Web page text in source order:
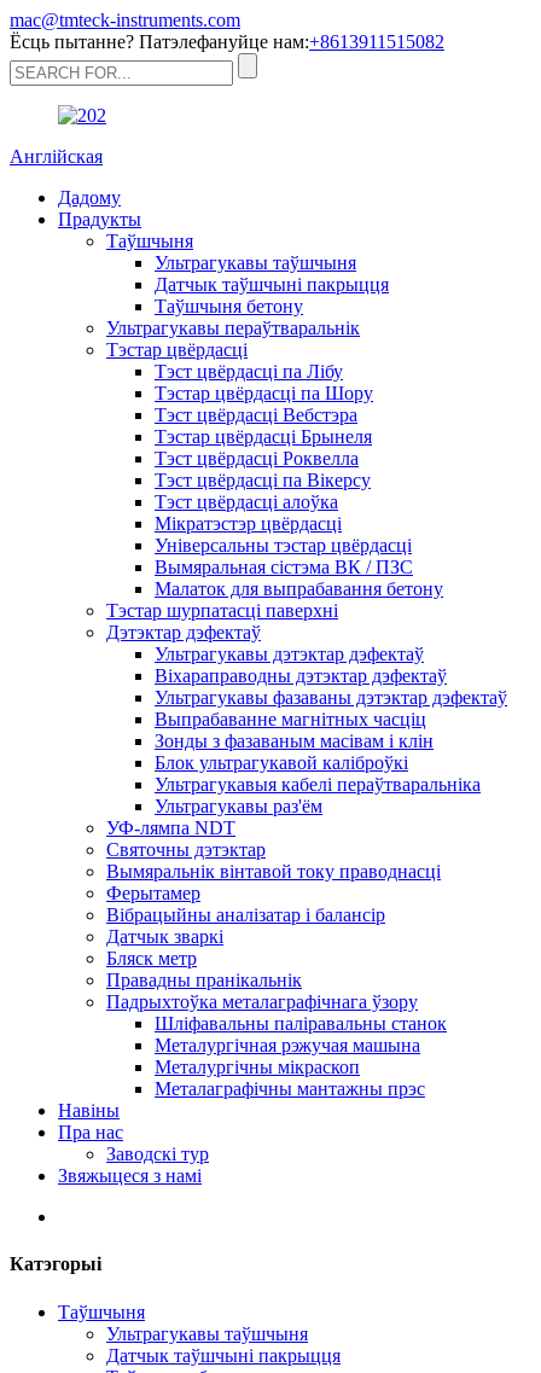
mac@tmteck-instruments.com
Ёсць пытанне? Патэлефануйце нам:+8613911515082
Англійская
Дадому
Прадукты
Таўшчыня
Ультрагукавы таўшчыня
Датчык таўшчыні пакрыцця
Таўшчыня бетону
Ультрагукавы пераўтваральнік
Тэстар цвёрдасці
Тэст цвёрдасці па Лібу
Тэстар цвёрдасці па Шору
Тэст цвёрдасці Вебстэра
Тэстар цвёрдасці Брынеля
Тэст цвёрдасці Роквелла
Тэст цвёрдасці па Вікерсу
Тэст цвёрдасці алоўка
Мікратэстэр цвёрдасці
Універсальны тэстар цвёрдасці
Вымяральная сістэма ВК / ПЗС
Малаток для выпрабавання бетону
Тэстар шурпатасці паверхні
Дэтэктар дэфектаў
Ультрагукавы дэтэктар дэфектаў
Віхараправодны дэтэктар дэфектаў
Ультрагукавы фазаваны дэтэктар дэфектаў
Выпрабаванне магнітных часціц
Зонды з фазаваным масівам і клін
Блок ультрагукавой каліброўкі
Ультрагукавыя кабелі пераўтваральніка
Ультрагукавы раз'ём
УФ-лямпа NDT
Святочны дэтэктар
Вымяральнік вінтавой току праводнасці
Ферытамер
Вібрацыйны аналізатар і балансір
Датчык зваркі
Бляск метр
Правадны пранікальнік
Падрыхтоўка металаграфічнага ўзору
Шліфавальны паліравальны станок
Металургічная рэжучая машына
Металургічны мікраскоп
Металаграфічны мантажны прэс
Навіны
Пра нас
Заводскі тур
Звяжыцеся з намі
Катэгорыі
Таўшчыня
Ультрагукавы таўшчыня
Датчык таўшчыні пакрыцця